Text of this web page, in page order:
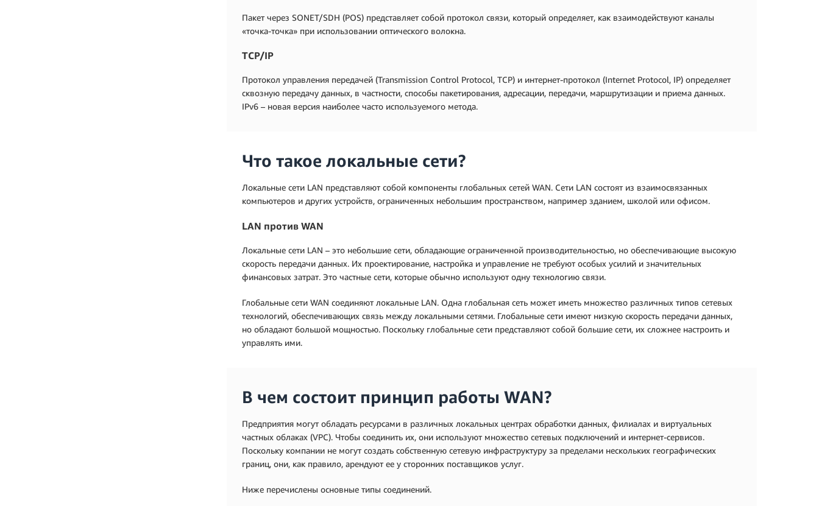
Пакет через SONET/SDH (POS) представляет собой протокол связи, который определяет, как взаимодействуют каналы
«точка-точка» при использовании оптического волокна.
TCP/IP
Протокол управления передачей (Transmission Control Protocol, TCP) и интернет-протокол (Internet Protocol, IP) определяет
сквозную передачу данных, в частности, способы пакетирования, адресации, передачи, маршрутизации и приема данных.
IPv6 – новая версия наиболее часто используемого метода.
Что такое локальные сети?
Локальные сети LAN представляют собой компоненты глобальных сетей WAN. Сети LAN состоят из взаимосвязанных
компьютеров и других устройств, ограниченных небольшим пространством, например зданием, школой или офисом.
LAN против WAN
Локальные сети LAN – это небольшие сети, обладающие ограниченной производительностью, но обеспечивающие высокую
скорость передачи данных. Их проектирование, настройка и управление не требуют особых усилий и значительных
финансовых затрат. Это частные сети, которые обычно используют одну технологию связи.
Глобальные сети WAN соединяют локальные LAN. Одна глобальная сеть может иметь множество различных типов сетевых
технологий, обеспечивающих связь между локальными сетями. Глобальные сети имеют низкую скорость передачи данных,
но обладают большой мощностью. Поскольку глобальные сети представляют собой большие сети, их сложнее настроить и
управлять ими.
В чем состоит принцип работы WAN?
Предприятия могут обладать ресурсами в различных локальных центрах обработки данных, филиалах и виртуальных
частных облаках (VPC). Чтобы соединить их, они используют множество сетевых подключений и интернет-сервисов.
Поскольку компании не могут создать собственную сетевую инфраструктуру за пределами нескольких географических
границ, они, как правило, арендуют ее у сторонних поставщиков услуг.
Ниже перечислены основные типы соединений.